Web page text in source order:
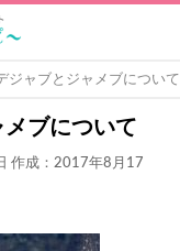
ジャブとジャメブについて
ブについて
作成：2017年8月17